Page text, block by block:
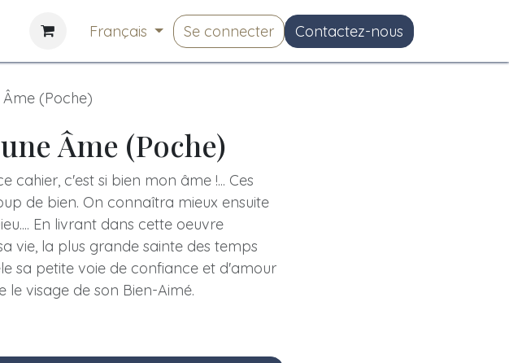
Français Se connecter Contactez-nous
Âme (Poche)
Âme (Poche)
cahier, c'est si bien mon âme !... Ces
de bien. On connaîtra mieux ensuite
En livrant dans cette oeuvre
vie, la plus grande sainte des temps
sa petite voie de confiance et d'amour
le visage de son Bien-Aimé.